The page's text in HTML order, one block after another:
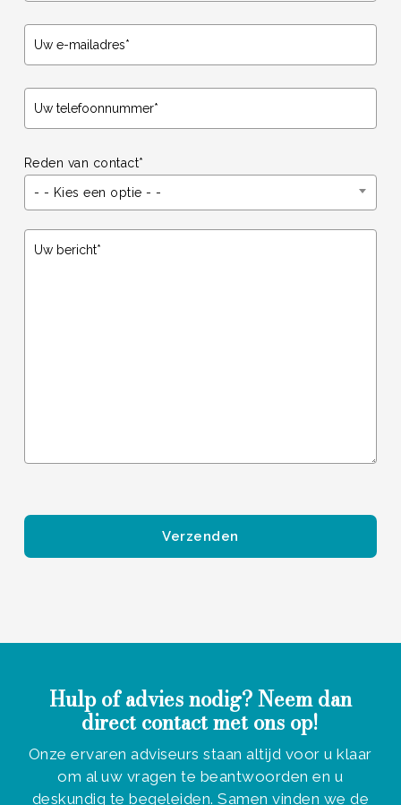
Reden van contact*
- - Kies een optie - -
Hulp of advies nodig? Neem dan
direct contact met ons op!
Onze ervaren adviseurs staan altijd voor u klaar
om al uw vragen te beantwoorden en u
deskundig te begeleiden. Samen vinden we de